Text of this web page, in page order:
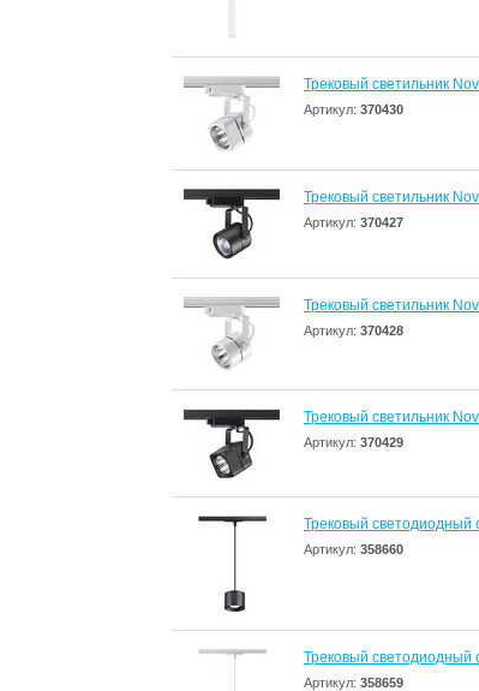
Трековый светильник
Артикул: 370430
Трековый светильник
Артикул: 370427
Трековый светильник
Артикул: 370428
Трековый светильник
Артикул: 370429
Трековый светодиодный
Артикул: 358660
Трековый светодиодный
Артикул: 358659